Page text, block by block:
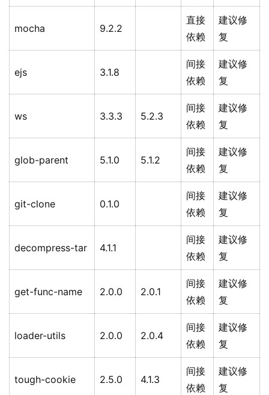
mocha 9.2.2
直接
依赖
建议修
复
ejs 3.1.8
间接
依赖
建议修
复
ws 3.3.3 5.2.3
间接
依赖
建议修
复
glob-parent 5.1.0 5.1.2
间接
依赖
建议修
复
git-clone 0.1.0
间接
依赖
建议修
复
decompress-tar 4.1.1
间接
依赖
建议修
复
get-func-name 2.0.0 2.0.1
间接
依赖
建议修
复
loader-utils 2.0.0 2.0.4
间接
依赖
建议修
复
tough-cookie 2.5.0 4.1.3
间接
依赖
建议修
复